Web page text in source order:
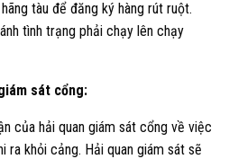
tàu để đăng ký hàng rút ruột.
tình trạng phải chạy lên chạy
sát cổng:
của hải quan giám sát cổng về việc
ra khỏi cảng. Hải quan giám sát sẽ